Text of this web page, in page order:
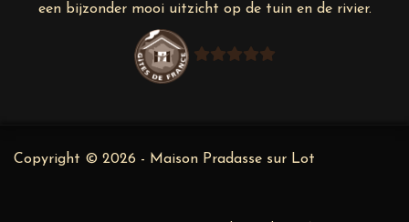
een bijzonder mooi uitzicht op de tuin en de rivier.
Copyright © 2026 - Maison Pradasse sur Lot